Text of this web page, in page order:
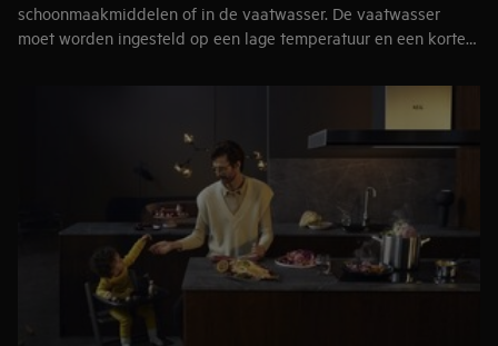
schoonmaakmiddelen of in de vaatwasser. De vaatwasser
moet worden ingesteld op een lage temperatuur en een korte